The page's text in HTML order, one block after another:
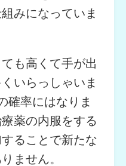
みになっていま
も高くて手が出
いらっしゃいま
確率にはなりま
薬の内服をする
ることで新たな
ません。